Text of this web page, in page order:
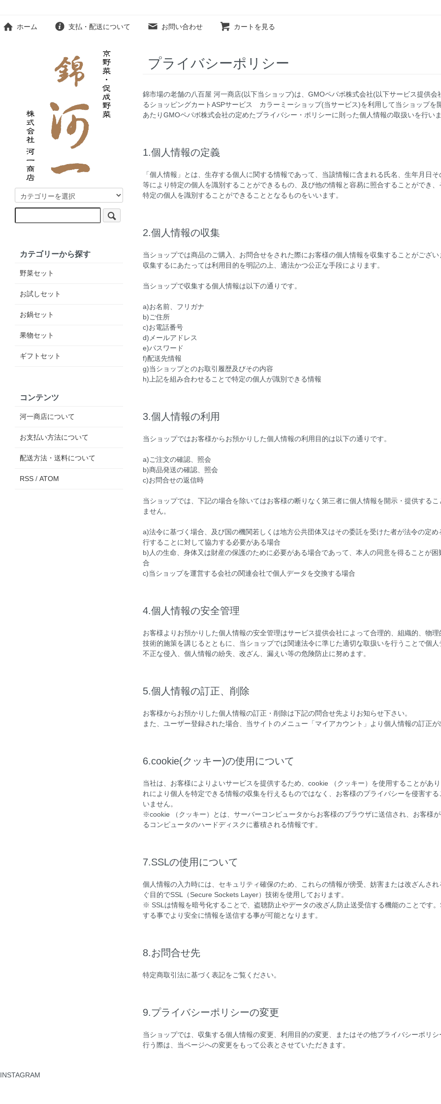
ホーム 支払・配送について お問い合わせ カートを見る
プライバシーポリシー
錦市場の老舗の八百屋 河一商店(以下当ショップ)は、 GMOペパボ株式会社(以下サービス提供会
るショッピングカートASPサービス カラーミーショップ(当サービス)を利用して当ショップを
あたりGMOペパボ株式会社の定めたプライバシー・ポリシーに則った個人情報の取扱いを行い
1.個人情報の定義
「個人情報」とは、生存する個人に関する情報であって、当該情報に含まれる氏名、生年月日
等により特定の個人を識別することができるもの、及び他の情報と容易に照合することができ、
特定の個人を識別することができることとなるものをいいます。
2.個人情報の収集
当ショップでは商品のご購入、お問合せをされた際にお客様の個人情報を収集することがござい
収集するにあたっては利用目的を明記の上、適法かつ公正な手段によります。
当ショップで収集する個人情報は以下の通りです。
a)お名前、フリガナ
b)ご住所
c)お電話番号
d)メールアドレス
e)パスワード
f)配送先情報
g)当ショップとのお取引履歴及びその内容
h)上記を組み合わせることで特定の個人が識別できる情報
3.個人情報の利用
当ショップではお客様からお預かりした個人情報の利用目的は以下の通りです。
a)ご注文の確認、照会
b)商品発送の確認、照会
c)お問合せの返信時
当ショップでは、下記の場合を除いてはお客様の断りなく第三者に個人情報を開示・提供する
ません。
a)法令に基づく場合、及び国の機関若しくは地方公共団体又はその委託を受けた者が法令の定め
行することに対して協力する必要がある場合
b)人の生命、身体又は財産の保護のために必要がある場合であって、本人の同意を得ることが困
合
c)当ショップを運営する会社の関連会社で個人データを交換する場合
4.個人情報の安全管理
お客様よりお預かりした個人情報の安全管理はサービス提供会社によって合理的、組織的、物
技術的施策を講じるとともに、当ショップでは関連法令に準じた適切な取扱いを行うことで個人
不正な侵入、個人情報の紛失、改ざん、漏えい等の危険防止に努めます。
5.個人情報の訂正、削除
お客様からお預かりした個人情報の訂正・削除は下記の問合せ先よりお知らせ下さい。
また、ユーザー登録された場合、当サイトのメニュー「マイアカウント」より個人情報の訂正
6.cookie(クッキー)の使用について
当社は、お客様によりよいサービスを提供するため、cookie （クッキー）を使用することがあ
れにより個人を特定できる情報の収集を行えるものではなく、お客様のプライバシーを侵害する
いません。
※cookie （クッキー）とは、サーバーコンピュータからお客様のブラウザに送信され、お客様
るコンピュータのハードディスクに蓄積される情報です。
7.SSLの使用について
個人情報の入力時には、セキュリティ確保のため、これらの情報が傍受、妨害または改ざんされ
ぐ目的でSSL（Secure Sockets Layer）技術を使用しております。
※ SSLは情報を暗号化することで、盗聴防止やデータの改ざん防止送受信する機能のことです
する事でより安全に情報を送信する事が可能となります。
8.お問合せ先
特定商取引法に基づく表記をご覧ください。
9.プライバシーポリシーの変更
当ショップでは、収集する個人情報の変更、利用目的の変更、またはその他プライバシーポリ
行う際は、当ページへの変更をもって公表とさせていただきます。
カテゴリーから探す
野菜セット
お試しセット
お鍋セット
果物セット
ギフトセット
コンテンツ
河一商店について
お支払い方法について
配送方法・送料について
RSS/ ATOM
INSTAGRAM